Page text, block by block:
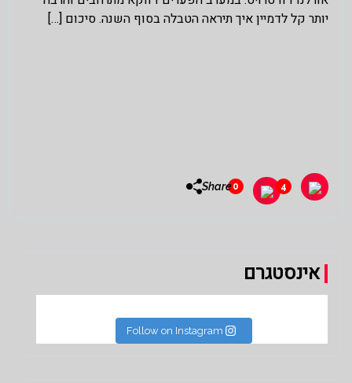
יותר קל לדמיין איך תיראה הטבלה בסוף השנה. סיכום […]
4
0
Share
אינסטגרם
Follow on Instagram